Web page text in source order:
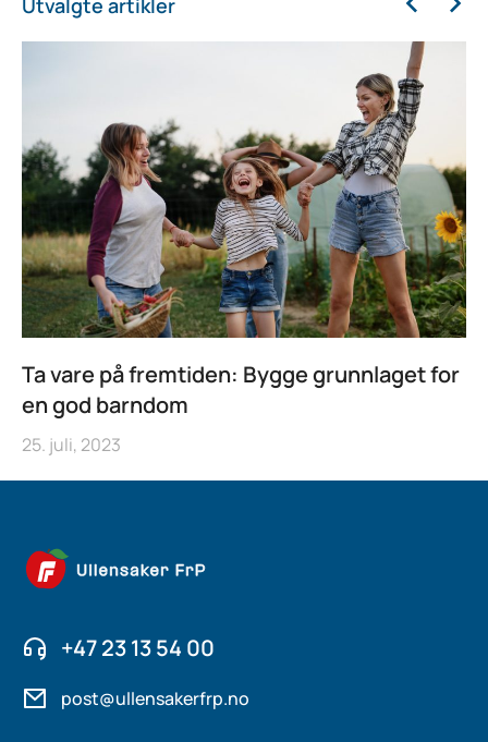
Ta vare på fremtiden: Bygge grunnlaget for
en god barndom
25. juli, 2023
+47 23 13 54 00
post@ullensakerfrp.no